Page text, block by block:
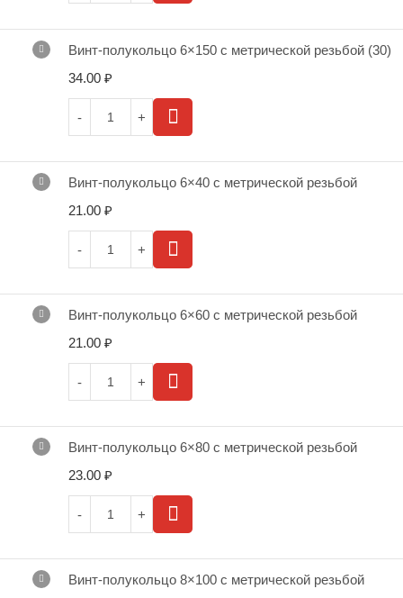
Винт-полукольцо 6×150 с метрической резьбой (30)
34.00 ₽
Винт-полукольцо 6×40 с метрической резьбой
21.00 ₽
Винт-полукольцо 6×60 с метрической резьбой
21.00 ₽
Винт-полукольцо 6×80 с метрической резьбой
23.00 ₽
Винт-полукольцо 8×100 с метрической резьбой